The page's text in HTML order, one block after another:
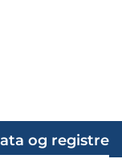
og registre